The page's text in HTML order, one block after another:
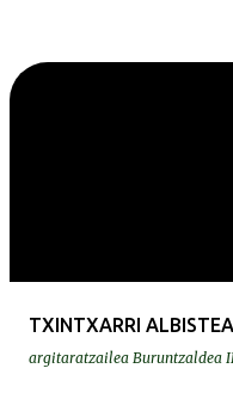
TXINTXARRI
argitaratzailea Buruntzaldea